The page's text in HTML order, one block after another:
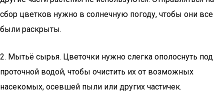
сбор цветков нужно в солнечную погоду, чтобы они все
были раскрыты.
2. Мытьё сырья. Цветочки нужно слегка ополоснуть под
проточной водой, чтобы очистить их от возможных
насекомых, осевшей пыли или других частичек.